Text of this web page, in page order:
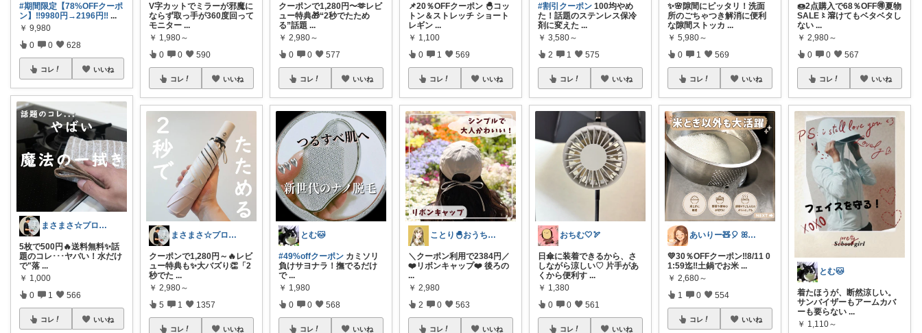
#期間限定【78%OFFクーポ
ン】‼️9980円→2196円‼ ...
￥ 9,980
0 0 628
コレ いいね
まさまさ☆プロフも見てね✨
5枚で500円🔥送料無料✨話
題のコレ･･･ヤバい！水だけ
で"落 ...
￥ 1,000
0 1 566
コレ いいね
V字カットでミラーが邪魔に
ならず取っ手が360度回って
モニター ...
￥ 1,980～
0 0 590
コレ いいね
まさまさ☆プロフも見てね✨
クーポンで1,280円～🔥レビ
ュー特典も✨大バズり👏「2
秒でた ...
￥ 2,980～
5 1 1357
コレ いいね
クーポンで1,280円〜🫶レビ
ュー特典🎁“2秒でたため
る”話題 ...
￥ 2,980～
0 0 577
コレ いいね
とむ🐱
#49%offクーポン ​カミソリ
負けサヨナラ！撫でるだけ
で ...
￥ 1,980
0 0 568
コレ いいね
📌20％OFFクーポン 🐣コッ
トン＆ストレッチ ショート
レギン ...
￥ 1,100
0 1 569
コレ いいね
ことり🐣おうち時間快適＆UV対策
＼クーポン利用で2384円／
❤️リボンキャップ❤️ 後ろの
...
￥ 2,980
2 0 563
コレ いいね
#割引クーポン 100均やめ
た！話題のステンレス保冷
剤に変えた ...
￥ 3,580～
2 1 575
コレ いいね
おちむ🤍🏹
日傘に装着できるから、さ
しながら涼しい♡ 片手があ
くから便利す ...
￥ 1,380
0 0 561
コレ いいね
✨🌸隙間にピッタリ！洗面
所のごちゃつき解消に便利
な隙間ストッカ ...
￥ 5,980～
0 1 569
コレ いいね
あいりー🧸🎈 ꕤ毎日を快適にꕤ
💛30％OFFクーポン‼️8/11 0
1:59迄‼️土鍋でお米 ...
￥ 2,680～
1 0 554
コレ いいね
🍩2点購入で68％OFF🉐夏物
SALE〻溶けてもベタベタし
ない ...
￥ 2,980～
0 0 567
コレ いいね
とむ🐱
​着たほうが、断然涼しい。
サンバイザーもアームカバ
ーも要らない ...
￥ 1,110～